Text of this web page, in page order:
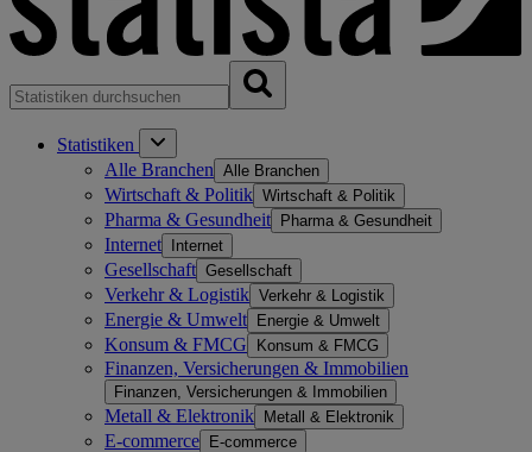
Statistiken
Alle Branchen Alle Branchen
Wirtschaft & Politik Wirtschaft & Politik
Pharma & Gesundheit Pharma & Gesundheit
Internet Internet
Gesellschaft Gesellschaft
Verkehr & Logistik Verkehr & Logistik
Energie & Umwelt Energie & Umwelt
Konsum & FMCG Konsum & FMCG
Finanzen, Versicherungen & Immobilien
Finanzen, Versicherungen & Immobilien
Metall & Elektronik Metall & Elektronik
E-commerce E-commerce